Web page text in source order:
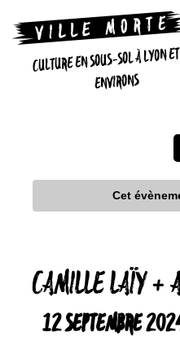
CULTURE EN SOUS-SOL À LYON
ENVIRONS
Cet
CAMILLE LAÏY +
12 SEPTEMBRE